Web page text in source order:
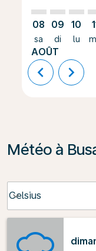
08
sa
AOÛT
09
di
10
lu
chevron_left chevron_right
Météo à
Celsius
keyboard_arrow_down